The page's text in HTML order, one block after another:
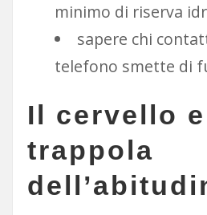
minimo di riserva
sapere chi
telefono smette di
Il cervello
trappola